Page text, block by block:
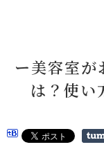
ー美容室が
は？使い